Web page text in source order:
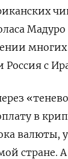
Россия с
в
валюты,
стране.